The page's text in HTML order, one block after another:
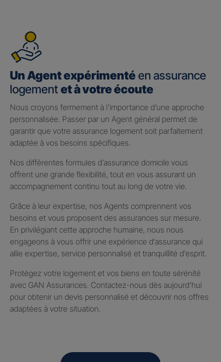
Un Agent expérimentéen assurance
logement et à votre écoute
Nous croyons fermement à l’importance d’une approche
personnalisée. Passer par un Agent général permet de
garantir que votre assurance logement soit parfaitement
adaptée à vos besoins spécifiques.
Nos différentes formules d’assurance domicile vous
offrent une grande flexibilité, tout en vous assurant un
accompagnement continu tout au long de votre vie.
Grâce à leur expertise, nos Agents comprennent vos
besoins et vous proposent des assurances sur mesure.
En privilégiant cette approche humaine, nous nous
engageons à vous offrir une expérience d’assurance qui
allie expertise, service personnalisé et tranquillité d’esprit.
Protégez votre logement et vos biens en toute sérénité
avec GAN Assurances. Contactez-nous dès aujourd’hui
pour obtenir un devis personnalisé et découvrir nos offres
adaptées à votre situation.